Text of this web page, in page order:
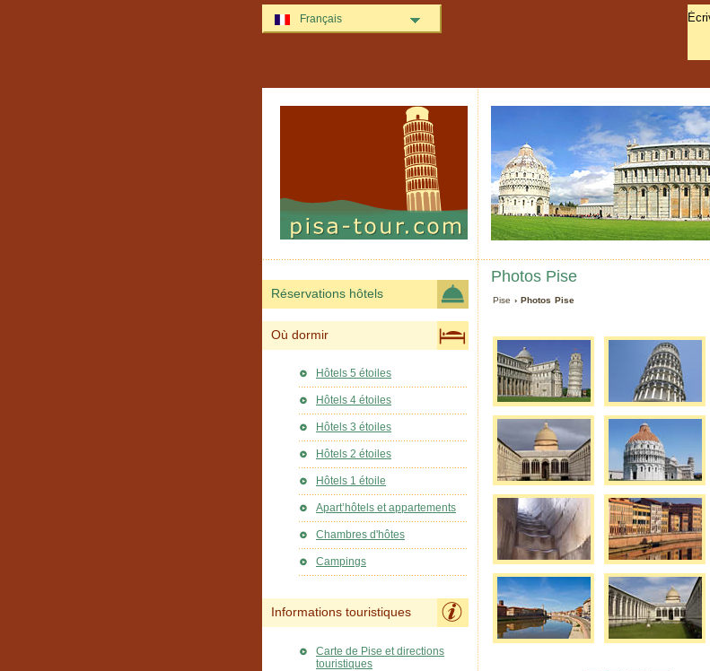
Photos Pise
Pise › Photos Pise
Réservations hôtels
Où dormir
Hôtels 5 étoiles
Hôtels 4 étoiles
Hôtels 3 étoiles
Hôtels 2 étoiles
Hôtels 1 étoile
Apart’hôtels et appartements
Chambres d'hôtes
Campings
Informations touristiques
Carte de Pise et directions
touristiques
Français